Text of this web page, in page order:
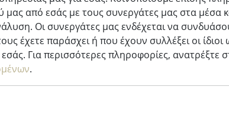
& αξεσουάρ πλύσης πιάτων
αξεσουάρ πλύσης
από εσάς με τους συνεργάτες μας στα μέσα
Οι συνεργάτες μας ενδέχεται να
έχετε παράσχει ή που έχουν συλλέξει οι
Για περισσότερες πληροφορίες, ανατρέξτε
.